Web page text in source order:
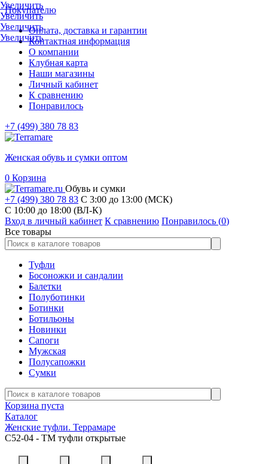
Покупателю
Оплата, доставка и гарантии
Контактная информация
О компании
Клубная карта
Наши магазины
Личный кабинет
К сравнению
Понравилось
+7 (499) 380 78 83
Женская обувь и сумки оптом
0 Корзина
Обувь и сумки
+7 (499) 380 78 83 С 3:00 до 13:00 (МСК)
C 10:00 до 18:00 (ВЛ-К)
Вход в личный кабинет К сравнению Понравилось (0)
Все товары
Туфли
Босоножки и сандалии
Балетки
Полуботинки
Ботинки
Ботильоны
Новинки
Сапоги
Мужская
Полусапожки
Сумки
Корзина пуста
Каталог
Женские туфли. Террамаре
С52-04 - ТМ туфли открытые
Увеличить
Увеличить
Увеличить
Увеличить